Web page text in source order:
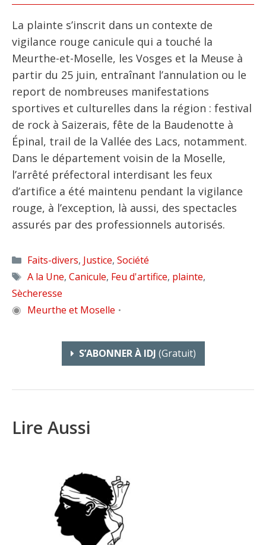
La plainte s’inscrit dans un contexte de
vigilance rouge canicule qui a touché la
Meurthe-et-Moselle, les Vosges et la Meuse à
partir du 25 juin, entraînant l’annulation ou le
report de nombreuses manifestations
sportives et culturelles dans la région : festival
de rock à Saizerais, fête de la Baudenotte à
Épinal, trail de la Vallée des Lacs, notamment.
Dans le département voisin de la Moselle,
l’arrêté préfectoral interdisant les feux
d’artifice a été maintenu pendant la vigilance
rouge, à l’exception, là aussi, des spectacles
assurés par des professionnels autorisés.
Catégories
Faits-divers, Justice, Société
Étiquettes
A la Une, Canicule, Feu d'artifice, plainte,
Sècheresse
◉ Meurthe et Moselle •
S’ABONNER À IDJ (gratuit)
Lire Aussi